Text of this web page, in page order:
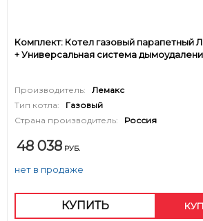
Комплект: Котел газовый парапетный
+ Универсальная система
Производитель:
Лемакс
Тип котла:
Газовый
Страна производитель:
Россия
48 038 РУБ.
нет в продаже
КУПИТЬ